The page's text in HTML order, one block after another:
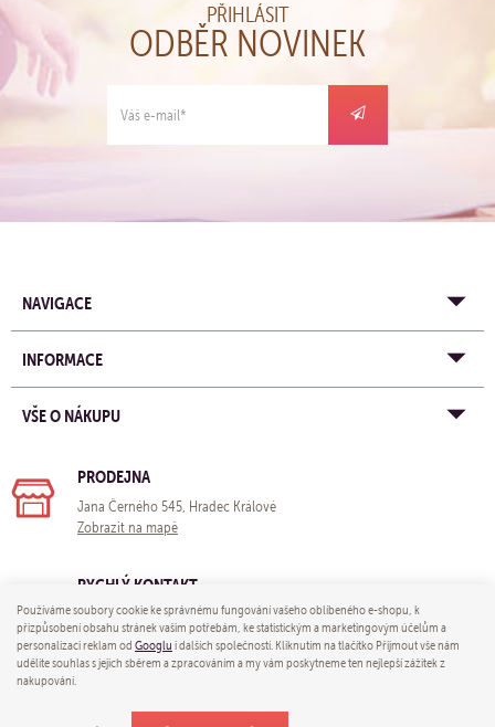
PŘIHLÁSIT
ODBĚR NOVINEK
NAVIGACE
INFORMACE
VŠE O NÁKUPU
PRODEJNA
Jana Černého 545, Hradec Králové
Zobrazit na mapě
RYCHLÝ KONTAKT
e-mail:obchod@yogastore.cz
tel: +420 703 680 005
Používáme soubory cookie ke správnému fungování vašeho oblíbeného e-shopu, k
přizpůsobení obsahu stránek vašim potřebám, ke statistickým a marketingovým účelům a
personalizaci reklam odGooglui dalších společností. Kliknutím na tlačítko Přijmout vše nám
udělíte souhlas s jejich sběrem a zpracováním a my vám poskytneme ten nejlepší zážitek z
nakupování.